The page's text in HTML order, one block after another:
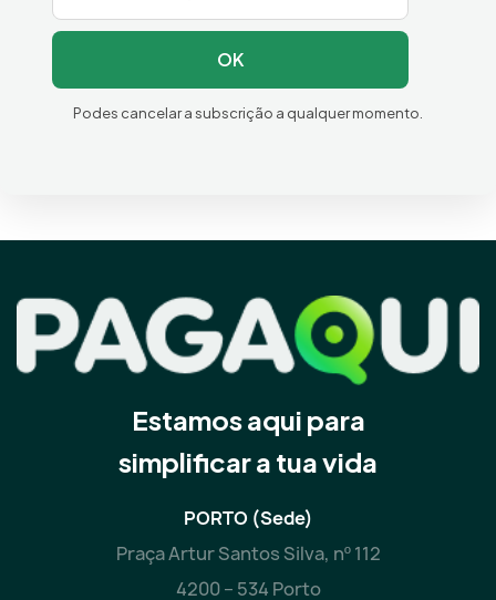
OK
Podes cancelar a subscrição a qualquer momento.
Estamos aqui para
simplificar a tua vida
PORTO (Sede)
Praça Artur Santos Silva, nº 112
4200 – 534 Porto